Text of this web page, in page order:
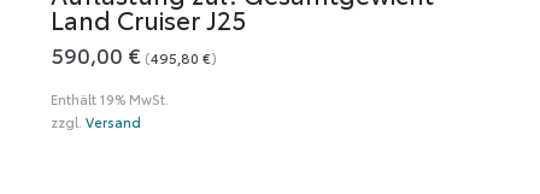
Land Cruiser J25
590,00 € (495,80 €)
Enthält 19% MwSt.
zzgl. Versand